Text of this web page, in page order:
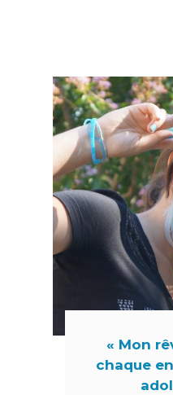
« Mon
chaque